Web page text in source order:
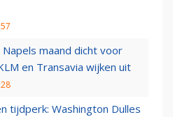
Napels maand dicht voor
en Transavia wijken uit
tijdperk: Washington Dulles